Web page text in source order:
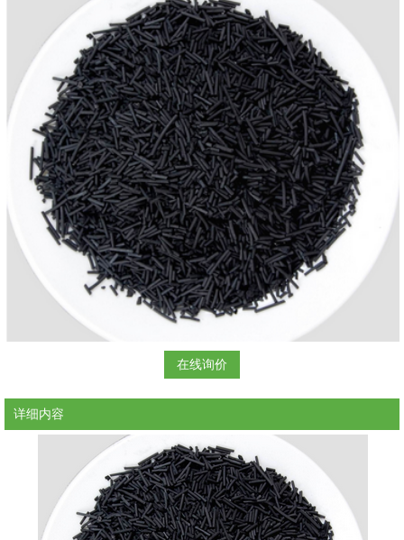
在线询价
详细内容